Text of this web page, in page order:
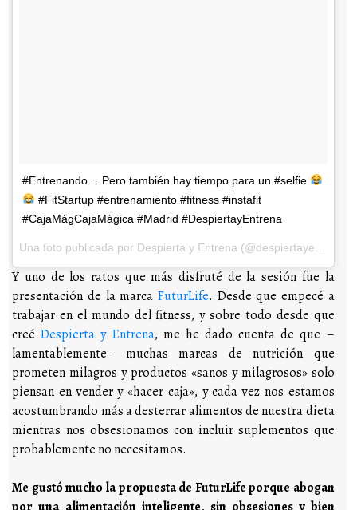
#Entrenando… Pero también hay tiempo para un #selfie
#FitStartup #entrenamiento #fitness #instafit
#CajaMágCajaMágica #Madrid #DespiertayEntrena
Y uno de los ratos que más disfruté de la sesión fue la
presentación de la marca FuturLife. Desde que empecé a
trabajar en el mundo del fitness, y sobre todo desde que
creéDespierta y Entrena, me he dado cuenta de que –
lamentablemente– muchas marcas de nutrición que
prometen milagros y productos «sanos y milagrosos» solo
piensan en vender y «hacer caja», y cada vez nos estamos
acostumbrando más a desterrar alimentos de nuestra dieta
mientras nos obsesionamos con incluir suplementos que
probablemente no necesitamos.
Me gustó mucho la propuesta de FuturLife porque abogan